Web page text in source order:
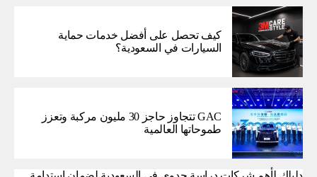
كيف تحصل على أفضل خدمات حماية
السيارات في السعودية؟
GAC تتجاوز حاجز 30 مليون مركبة وتعزز
طموحاتها العالمية